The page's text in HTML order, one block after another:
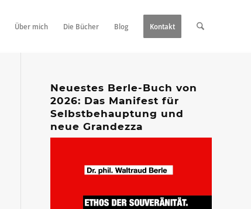
Über mich Die Bücher Blog Kontakt
Neuestes Berle-Buch von
2026: Das Manifest für
Selbstbehauptung und
neue Grandezza